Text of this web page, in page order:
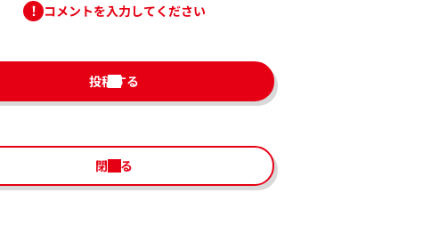
コメントを入力してください
投稿する
閉じる